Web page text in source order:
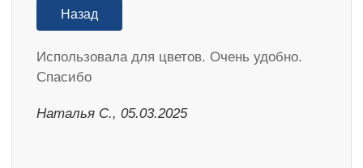
Назад
Использовала для цветов. Очень удобно.
Спасибо
Наталья С., 05.03.2025